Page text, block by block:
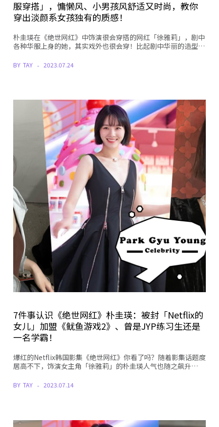
服穿搭」，慵懒风、小男孩风舒适又时尚，教你
穿出淡颜系女孩独有的质感！
朴圭瑛在《绝世网红》中饰演很会穿搭的网红「徐雅莉」，剧中
各种华服上身的她，其实戏外也很会穿！比起剧中华丽的造型…
BY TAY 2023.07.24
7件事认识《绝世网红》朴圭瑛：被封「Netflix的
女儿」加盟《鱿鱼游戏2》、曾是JYP练习生还是
一名学霸！
爆红的Netflix韩国影集《绝世网红》你看了吗？随着影集话题度
居高不下，饰演女主角「徐雅莉」的朴圭瑛人气也随之飙升…
BY TAY 2023.07.14